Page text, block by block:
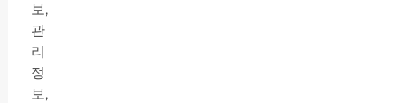
보,
관
리
정
보,